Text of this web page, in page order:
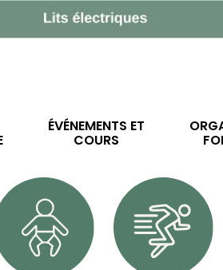
ÉVÉNEMENTS ET
COURS